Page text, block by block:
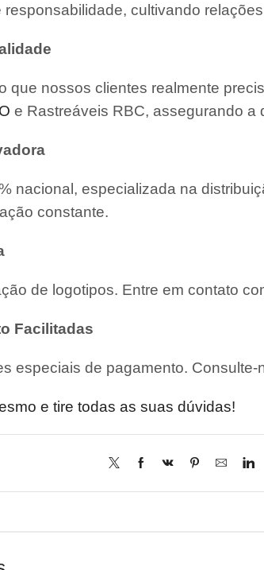
cultivando
que nossos clientes realmente
e Rastreáveis RBC, assegurando
nacional, especializada na
constante.
de logotipos. Entre em contato
Facilitadas
especiais de pagamento. Consulte-
e tire todas as suas dúvidas!